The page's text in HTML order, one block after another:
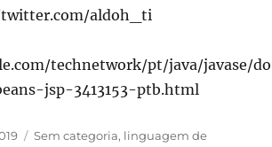
aldoh_ti
technetwork/pt/java/javase/do
jsp-3413153-ptb.html
Categorias
Sem categoria, linguagem de